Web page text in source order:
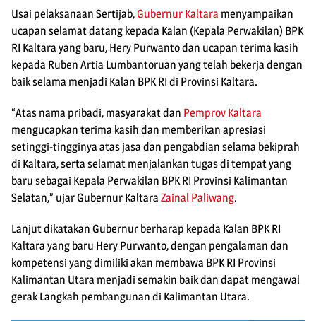
Usai pelaksanaan Sertijab,Gubernur Kaltara menyampaikan
ucapan selamat datang kepada Kalan (Kepala Perwakilan) BPK
RI Kaltara yang baru, Hery Purwanto dan ucapan terima kasih
kepada Ruben Artia Lumbantoruan yang telah bekerja dengan
baik selama menjadi Kalan BPK RI di Provinsi Kaltara.
“Atas nama pribadi, masyarakat dan Pemprov Kaltara
mengucapkan terima kasih dan memberikan apresiasi
setinggi-tingginya atas jasa dan pengabdian selama bekiprah
di Kaltara, serta selamat menjalankan tugas di tempat yang
baru sebagai Kepala Perwakilan BPK RI Provinsi Kalimantan
Selatan,” ujar Gubernur Kaltara Zainal Paliwang.
Lanjut dikatakan Gubernur berharap kepada Kalan BPK RI
Kaltara yang baru Hery Purwanto, dengan pengalaman dan
kompetensi yang dimiliki akan membawa BPK RI Provinsi
Kalimantan Utara menjadi semakin baik dan dapat mengawal
gerak Langkah pembangunan di Kalimantan Utara.